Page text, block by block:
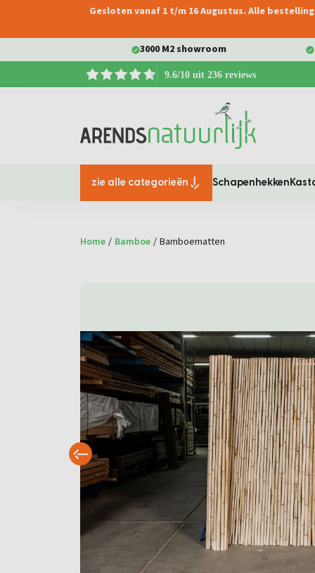
Ga naar de hoofdnavigatie
Gesloten vanaf 1 t/m 16 Augustus. Alle
3000 M2 showroom
9.6/10 uit 236 reviews
zie alle categorieën Schapenhekken
Home / Bamboe / Bamboematten